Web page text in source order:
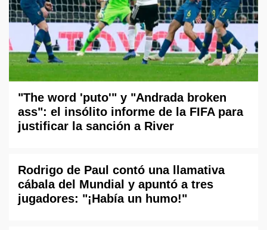
"The word 'puto'" y "Andrada broken
ass": el insólito informe de la FIFA para
justificar la sanción a River
Rodrigo de Paul contó una llamativa
cábala del Mundial y apuntó a tres
jugadores: "¡Había un humo!"